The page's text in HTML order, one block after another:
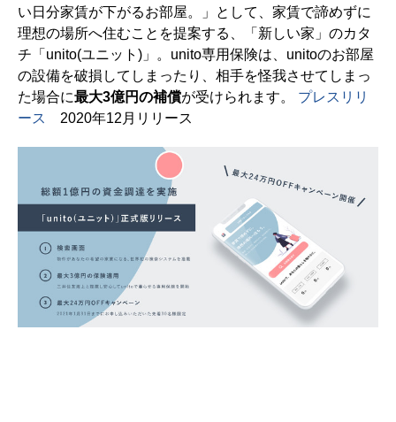
い日分家賃が下がるお部屋。」として、家賃で諦めずに
理想の場所へ住むことを提案する、「新しい家」のカタ
チ「unito(ユニット)」。unito専用保険は、unitoのお部屋
の設備を破損してしまったり、相手を怪我させてしまっ
た場合に最大3億円の補償が受けられます。 プレスリリ
ース
2020年12月リリース